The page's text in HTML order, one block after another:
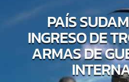
PAÍS
INGRESO DE
ARMAS DE